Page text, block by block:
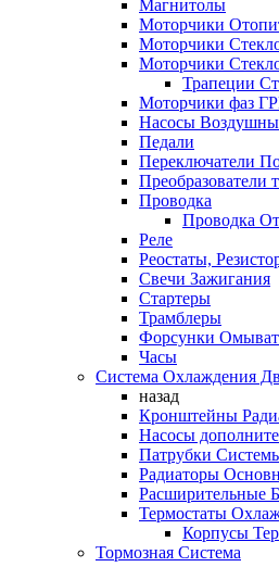
Магнитолы
Моторчики
Моторчики
Моторчики
Трапеции
Моторчики фаз
Насосы
Педали
Переключатели
Преобразователи
Проводка
Проводка
Реле
Реостаты,
Свечи Зажигания
Стартеры
Трамблеры
Форсунки
Часы
Система Охлаждения
назад
Кронштейны
Насосы
Патрубки
Радиаторы
Расширительные
Термостаты
Корпусы
Тормозная Система